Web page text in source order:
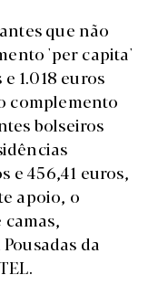
que não
'per capita'
1.018 euros
complemento
bolseiros
e 456,41 euros,
apoio, o
da